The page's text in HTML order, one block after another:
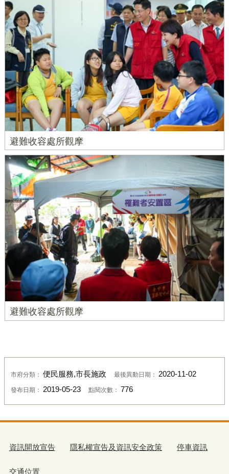
避難收容處所觀摩
避難收容處所觀摩
市府分類： 便民服務,市長施政 最後異動日期： 2020-11-02
發布日期： 2019-05-23 點閱次數： 776
資訊開放宣告 隱私權宣告及資訊安全政策 停車資訊
交通位置